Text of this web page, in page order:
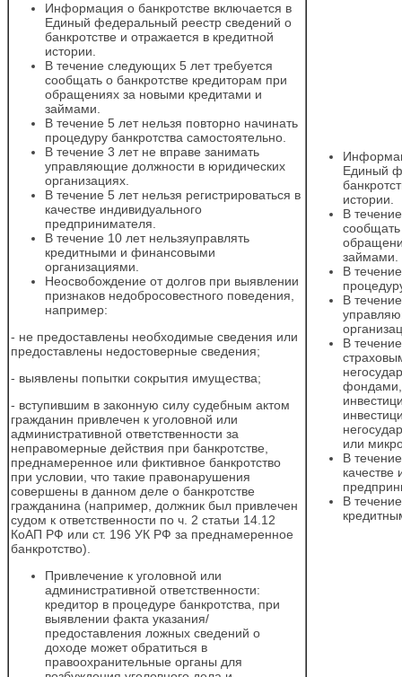
Информация о банкротстве включается в
Единый федеральный реестр сведений о
банкротстве и отражается в кредитной
истории.
В течение следующих 5 лет требуется
сообщать о банкротстве кредиторам при
обращениях за новыми кредитами и
займами.
В течение 5 лет нельзя повторно начинать
процедуру банкротства самостоятельно.
В течение 3 лет не вправе занимать
управляющие должности в юридических
организациях.
В течение 5 лет нельзя регистрироваться в
качестве индивидуального
предпринимателя.
В течение 10 лет нельзяуправлять
кредитными и финансовыми
организациями.
Неосвобождение от долгов при выявлении
признаков недобросовестного поведения,
например:
- не предоставлены необходимые сведения или
предоставлены недостоверные сведения;
- выявлены попытки сокрытия имущества;
- вступившим в законную силу судебным актом
гражданин привлечен к уголовной или
административной ответственности за
неправомерные действия при банкротстве,
преднамеренное или фиктивное банкротство
при условии, что такие правонарушения
совершены в данном деле о банкротстве
гражданина (например, должник был привлечен
судом к ответственности по ч. 2 статьи 14.12
КоАП РФ или ст. 196 УК РФ за преднамеренное
банкротство).
Привлечение к уголовной или
административной ответственности:
кредитор в процедуре банкротства, при
выявлении факта указания/
предоставления ложных сведений о
доходе может обратиться в
правоохранительные органы для
Единый
истории.
В
сообщать
займами.
В
В
В
или
В
качестве
В